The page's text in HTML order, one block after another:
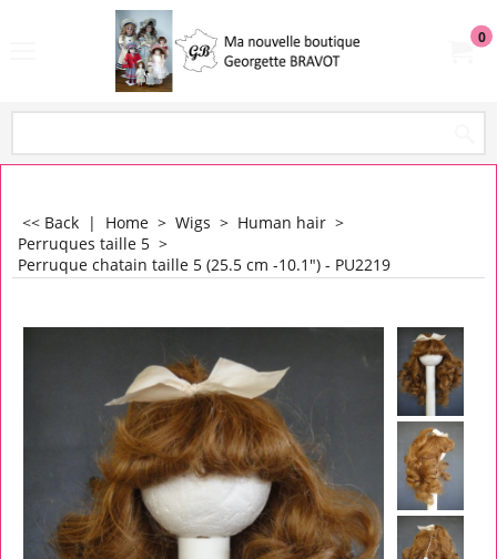
0
<< Back | Home > Wigs > Human hair >
Perruques taille 5 >
Perruque chatain taille 5 (25.5 cm -10.1") - PU2219